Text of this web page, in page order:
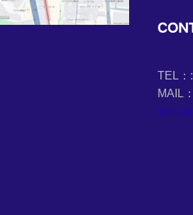
TEL：
MAIL：